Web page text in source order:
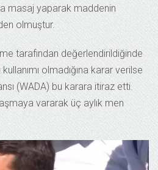
masaj yaparak maddenin
olmuştur.
tarafından değerlendirildiğinde
olmadığına karar verilse
(WADA) bu karara itiraz etti.
vararak üç aylık men